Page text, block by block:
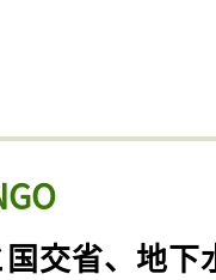
国交省、地下